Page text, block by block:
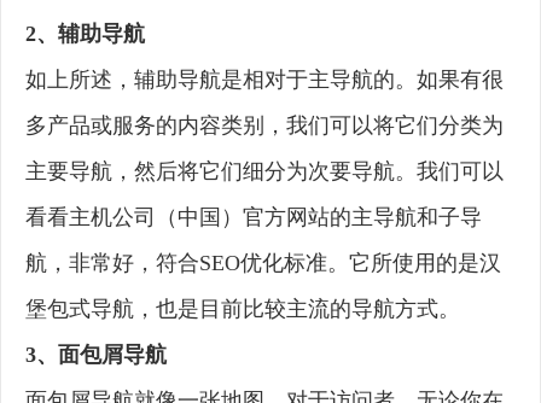
2、辅助导航
如上所述，辅助导航是相对于主导航的。如果有很
多产品或服务的内容类别，我们可以将它们分类为
主要导航，然后将它们细分为次要导航。我们可以
看看主机公司（中国）官方网站的主导航和子导
航，非常好，符合SEO优化标准。它所使用的是汉
堡包式导航，也是目前比较主流的导航方式。
3、面包屑导航